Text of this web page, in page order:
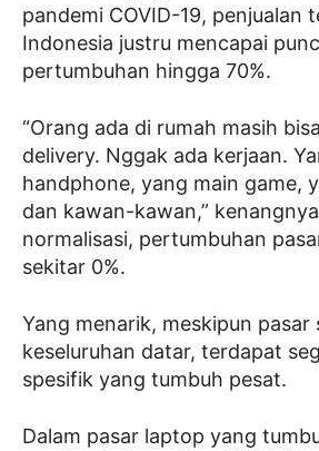
pandemi COVID-19, penjualan
Indonesia justru mencapai
pertumbuhan hingga 70%.
“Orang ada di rumah masih
delivery. Nggak ada kerjaan.
handphone, yang main game,
dan kawan-kawan,”
normalisasi, pertumbuhan
sekitar 0%.
Yang menarik, meskipun pasar
keseluruhan datar, terdapat
spesifik yang tumbuh pesat.
Dalam pasar laptop yang